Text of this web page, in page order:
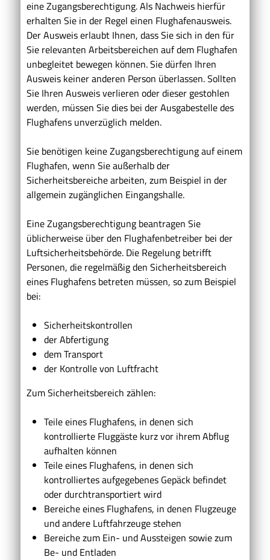
eine Zugangsberechtigung. Als Nachweis hierfür
erhalten Sie in der Regel einen Flughafenausweis.
Der Ausweis erlaubt Ihnen, dass Sie sich in den für
Sie relevanten Arbeitsbereichen auf dem Flughafen
unbegleitet bewegen können. Sie dürfen Ihren
Ausweis keiner anderen Person überlassen. Sollten
Sie Ihren Ausweis verlieren oder dieser gestohlen
werden, müssen Sie dies bei der Ausgabestelle des
Flughafens unverzüglich melden.
Sie benötigen keine Zugangsberechtigung auf einem
Flughafen, wenn Sie außerhalb der
Sicherheitsbereiche arbeiten, zum Beispiel in der
allgemein zugänglichen Eingangshalle.
Eine Zugangsberechtigung beantragen Sie
üblicherweise über den Flughafenbetreiber bei der
Luftsicherheitsbehörde. Die Regelung betrifft
Personen, die regelmäßig den Sicherheitsbereich
eines Flughafens betreten müssen, so zum Beispiel
bei:
Sicherheitskontrollen
der Abfertigung
dem Transport
der Kontrolle von Luftfracht
Zum Sicherheitsbereich zählen:
Teile eines Flughafens, in denen sich
kontrollierte Fluggäste kurz vor ihrem Abflug
aufhalten können
Teile eines Flughafens, in denen sich
kontrolliertes aufgegebenes Gepäck befindet
oder durchtransportiert wird
Bereiche eines Flughafens, in denen Flugzeuge
und andere Luftfahrzeuge stehen
Bereiche zum Ein- und Aussteigen sowie zum
Be- und Entladen